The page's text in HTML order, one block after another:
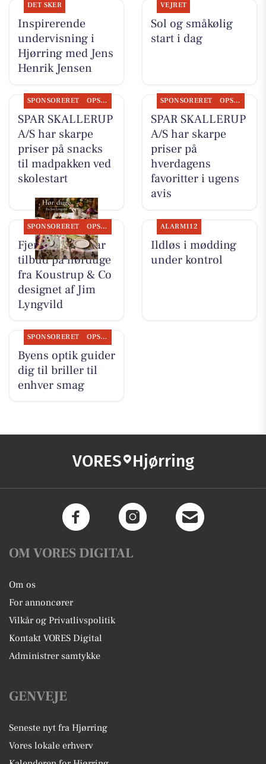
DET SKER
Inspirerende
undervisning i
Hjørring med Jens
Henrik Jensen
VEJRET
Sol og småkølig
start i dag
SPONSORERET OPSLAGSTAVLEN
SPAR SKALLERUP
A/S har skarpe
priser på snacks
til madpakken ved
skolestart
SPONSORERET OPSLAGSTAVLEN
SPAR SKALLERUP
A/S har skarpe
priser på
hverdagens
favoritter i ugens
avis
SPONSORERET OPSLAGSTAVLEN
Fjerrenseriet har
tilbud på hørduge
fra Koustrup & Co
designet af Jim
Lyngvild
ALARM112
Ildløs i mødding
under kontrol
SPONSORERET OPSLAGSTAVLEN
Byens optik guider
dig til briller til
enhver smag
VORES Hjørring
OM VORES DIGITAL
Om os
For annoncører
Vilkår og Privatlivspolitik
Kontakt VORES Digital
Administrer samtykke
GENVEJE
Seneste nyt fra Hjørring
Vores lokale erhverv